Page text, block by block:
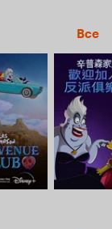
Все